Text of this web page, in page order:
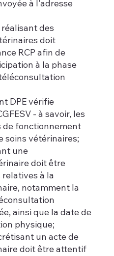
à l'adresse
des
doit
RCP afin de
à la phase
DPE vérifie
- à savoir, les
de fonctionnement
soins vétérinaires;
une
doit être
à la
notamment la
ainsi que la date de
physique;
un acte de
doit être attentif